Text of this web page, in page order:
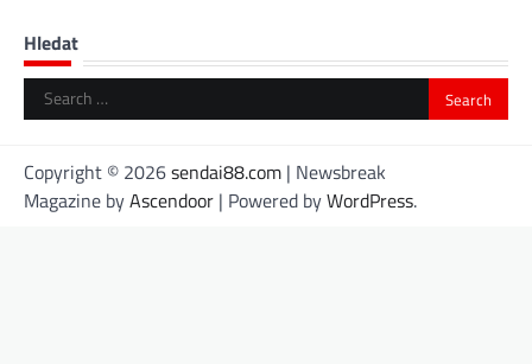
Hledat
Search
for:
Copyright © 2026sendai88.com | Newsbreak
Magazine byAscendoor | Powered byWordPress.